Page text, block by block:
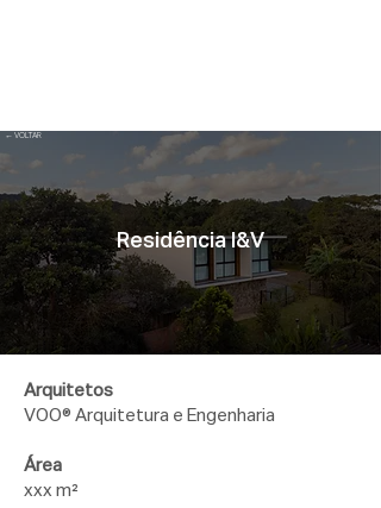
← VOLTAR
Residência I&V
Arquitetos
VOO® Arquitetura e Engenharia
Área
xxx m²